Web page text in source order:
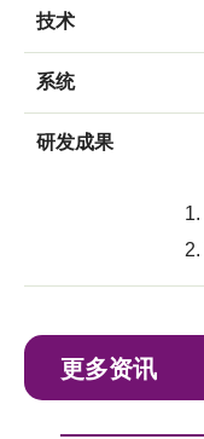
技术
系统
研发成果
更多资讯